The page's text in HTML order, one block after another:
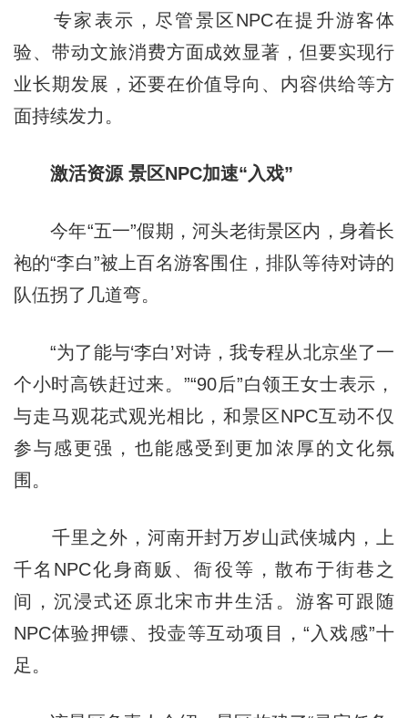
专家表示，尽管景区NPC在提升游客体
验、带动文旅消费方面成效显著，但要实现行
业长期发展，还要在价值导向、内容供给等方
面持续发力。
激活资源 景区NPC加速“入戏”
今年“五一”假期，河头老街景区内，身着长
袍的“李白”被上百名游客围住，排队等待对诗的
队伍拐了几道弯。
“为了能与‘李白’对诗，我专程从北京坐了一
个小时高铁赶过来。”“90后”白领王女士表示，
与走马观花式观光相比，和景区NPC互动不仅
参与感更强，也能感受到更加浓厚的文化氛
围。
千里之外，河南开封万岁山武侠城内，上
千名NPC化身商贩、衙役等，散布于街巷之
间，沉浸式还原北宋市井生活。游客可跟随
NPC体验押镖、投壶等互动项目，“入戏感”十
足。